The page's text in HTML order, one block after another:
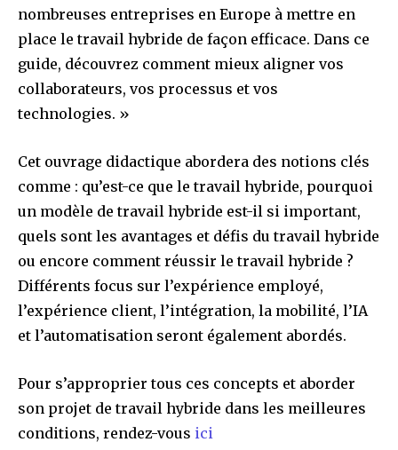
nombreuses entreprises en Europe à mettre en
place le travail hybride de façon efficace. Dans ce
guide, découvrez comment mieux aligner vos
collaborateurs, vos processus et vos
technologies. »
Cet ouvrage didactique abordera des notions clés
comme : qu’est-ce que le travail hybride, pourquoi
un modèle de travail hybride est-il si important,
quels sont les avantages et défis du travail hybride
ou encore comment réussir le travail hybride ?
Différents focus sur l’expérience employé,
l’expérience client, l’intégration, la mobilité, l’IA
et l’automatisation seront également abordés.
Pour s’approprier tous ces concepts et aborder
son projet de travail hybride dans les meilleures
conditions, rendez-vous ici